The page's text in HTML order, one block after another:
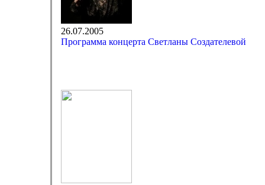
26.07.2005
Программа концерта Светланы Создателевой